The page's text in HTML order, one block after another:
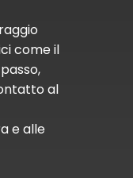
come il
al
e alle